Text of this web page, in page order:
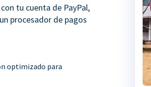
tu cuenta de PayPal,
procesador de pagos
optimizado para